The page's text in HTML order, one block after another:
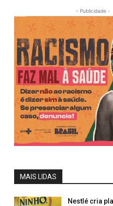
- Publicidade -
MAIS LIDAS
Nestlé cria